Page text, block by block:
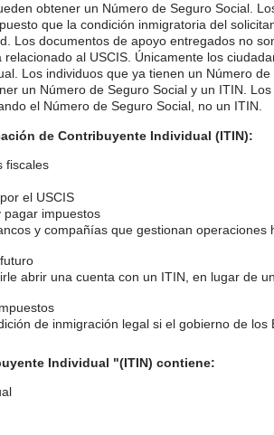
obtener un Número de Seguro Social.
que la condición inmigratoria del
Los documentos de apoyo entregados no
al USCIS. Únicamente los
Los individuos que ya tienen un Número
un Número de Seguro Social y un ITIN.
el Número de Seguro Social, no un ITIN.
de Contribuyente Individual (ITIN):
fiscales
el USCIS
pagar impuestos
y compañías que gestionan operaciones
abrir una cuenta con un ITIN, en lugar de
de inmigración legal si el gobierno de los
Individual "(ITIN) contiene: